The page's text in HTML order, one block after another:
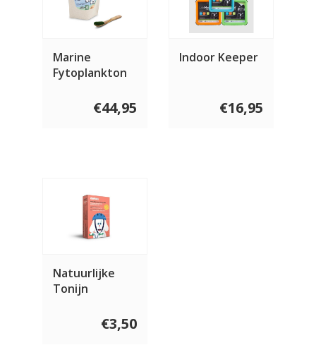
Marine
Fytoplankton
hond en kat -
€44,95
Indoor Keeper
€16,95
Natuurlijke
Tonijn
voor de hond
€3,50